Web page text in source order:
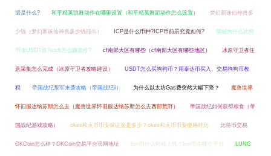
据是什么? 和平精英跳舞动作在哪里设置（和平精英舞蹈动作怎么设置） 梦幻新诛仙神兽多
少钱（梦幻新诛仙神兽多少钱能出） ICP是什么币种?ICP币前景究竟如何? 揭秘为什么比特
币涨USDT跌?usdt怎么赚差价? cf南部大区有哪些（cf南部大区有哪些地区） 冰原守卫者任
意采集怎么完成（冰原守卫者攻略建设） USDT怎么买狗狗币？用泰达币买入、交易狗狗币教
程 帝国战纪叛军来袭攻略（帝国战纪ii） 为什么以太坊Gas费突然大幅下降？ 魔兽世界
怀旧服达纳苏斯怎么去（魔兽世界怀旧服达纳苏斯怎么去西部荒野） 帝国战纪如何获得粮食（帝
国战纪游戏攻略） okex和火币币安保证金是多少？okex和火币币安使用对比 比特币交易
OKCoin怎么样？OKCoin交易平台官网地址 lion币什么时候上线？lion币在哪个平台 LUNC